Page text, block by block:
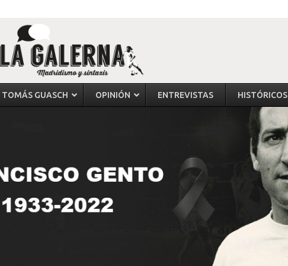
TOMÁS GUASCH OPINIÓN ENTREVISTAS HISTÓRICOS